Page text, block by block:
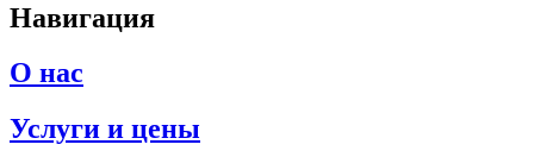
Навигация
О нас
Услуги и цены